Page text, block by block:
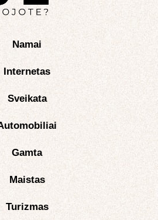
Namai
Internetas
Sveikata
Gamta
Maistas
Turizmas